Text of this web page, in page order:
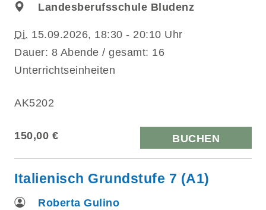
Landesberufsschule Bludenz
Di. 15.09.2026, 18:30 - 20:10 Uhr
Dauer: 8 Abende / gesamt: 16
Unterrichtseinheiten
AK5202
150,00 € BUCHEN
Italienisch Grundstufe 7 (A1)
Roberta Gulino